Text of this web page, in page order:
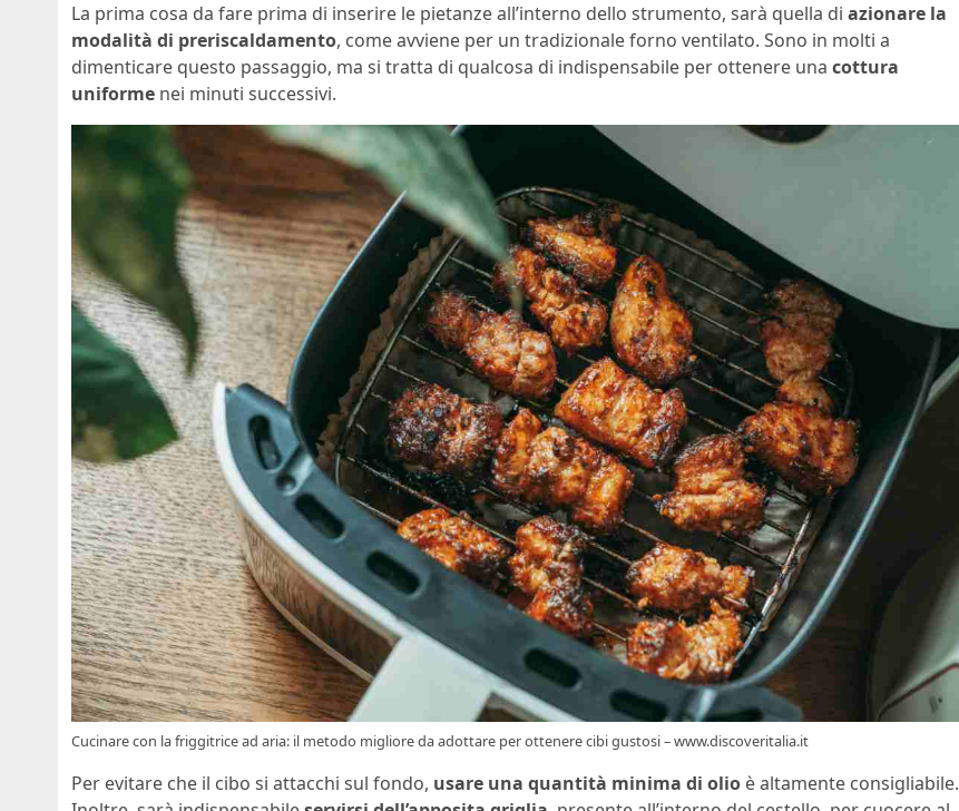
La prima cosa da fare prima di inserire le pietanze all’interno dello strumento, sarà quella di azionare la
modalità di preriscaldamento, come avviene per un tradizionale forno ventilato. Sono in molti a
dimenticare questo passaggio, ma si tratta di qualcosa di indispensabile per ottenere una cottura
uniforme nei minuti successivi.
Cucinare con la friggitrice ad aria: il metodo migliore da adottare per ottenere cibi gustosi – www.discoveritalia.it
Per evitare che il cibo si attacchi sul fondo, usare una quantità minima di olio è altamente consigliabile.